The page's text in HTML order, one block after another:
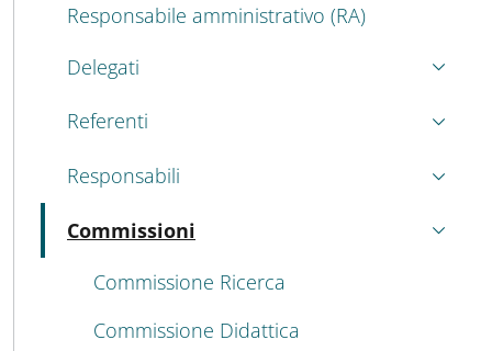
Responsabile amministrativo (RA)
Delegati
Referenti
Responsabili
Commissioni
Attivo
Commissione Ricerca
Commissione Didattica